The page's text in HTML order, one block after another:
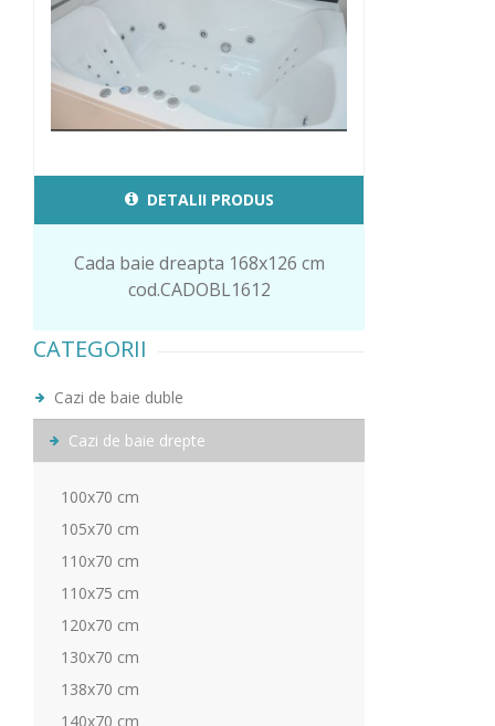
DETALII PRODUS
Cada baie dreapta 168x126 cm
cod.CADOBL1612
CATEGORII
Cazi de baie duble
Cazi de baie drepte
100x70 cm
105x70 cm
110x70 cm
110x75 cm
120x70 cm
130x70 cm
138x70 cm
140x70 cm